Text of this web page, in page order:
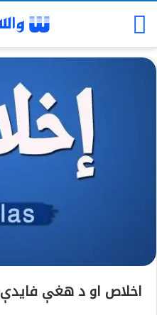
اخلاص او د هغې فایدې